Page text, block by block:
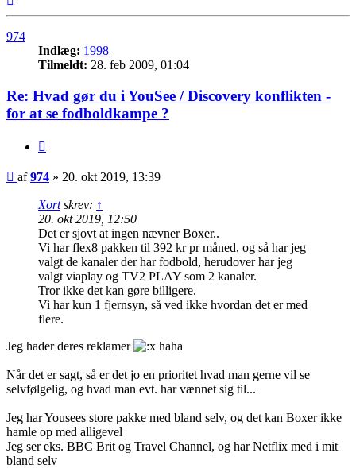
974
Indlæg: 1998
Tilmeldt: 28. feb 2009, 01:04
Re: Hvad gør du i YouSee / Discovery konflikten -
for at se fodboldkampe ?
Indlæg
af974 » 20. okt 2019, 13:39
Xortskrev: ↑
20. okt 2019, 12:50
Det er sjovt at ingen nævner Boxer..
Vi har flex8 pakken til 392 kr pr måned, og så har jeg
valgt de kanaler der har fodbold, herudover har jeg
valgt viaplay og TV2 PLAY som 2 kanaler.
Tror ikke det kan gøre billigere.
Vi har kun 1 fjernsyn, så ved ikke hvordan det er med
flere.
Jeg hader deres reklamer
haha
Når det er sagt, så er det jo en prioritet hvad man gerne vil se
selvfølgelig, og hvad man evt. har vænnet sig til...
Jeg har Yousees store pakke med bland selv, og det kan Boxer ikke
hamle op med alligevel
Jeg ser eks. BBC Brit og Travel Channel, og har Netflix med i mit
bland selv